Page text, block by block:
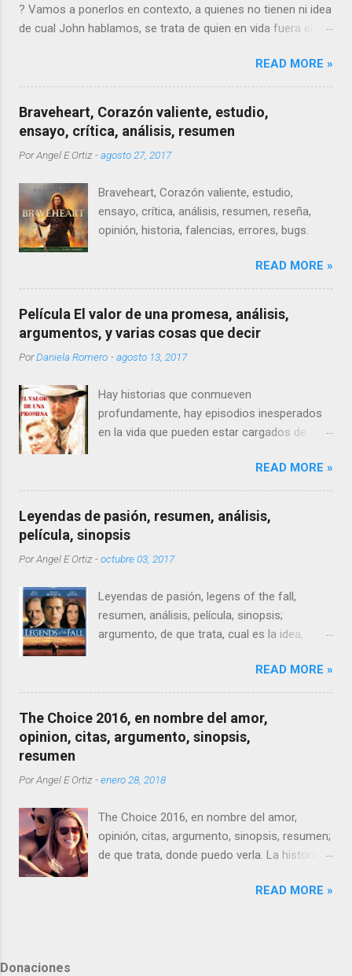
? Vamos a ponerlos en contexto, a quienes no tienen ni idea
de cual John hablamos, se trata de quien en vida fuera el
READ MORE »
Braveheart, Corazón valiente, estudio,
ensayo, crítica, análisis, resumen
PorAngel E Ortiz -agosto 27, 2017
Braveheart, Corazón valiente, estudio,
ensayo, crítica, análisis, resumen, reseña,
opinión, historia, falencias, errores, bugs.
READ MORE »
Película El valor de una promesa, análisis,
argumentos, y varias cosas que decir
PorDaniela Romero -agosto 13, 2017
Hay historias que conmueven
profundamente, hay episodios inesperados
en la vida que pueden estar cargados de
puede prevenirse lo suficiente de las penas,
un buen día solo nos vemos transitando por
una senda que termina por encerrarnos, pero
qué pasa cuando tienes 12 años o menos y
vas por ese camino sintiéndote solo y
olvidado. Bien, creo que a pesar de la
jóvenes para sufrir.
READ MORE »
Leyendas de pasión, resumen, análisis,
película, sinopsis
PorAngel E Ortiz -octubre 03, 2017
Leyendas de pasión, legens of the fall,
resumen, análisis, película, sinopsis;
argumento, de que trata, cual es la idea,
READ MORE »
The Choice 2016, en nombre del amor,
opinion, citas, argumento, sinopsis,
resumen
PorAngel E Ortiz -enero 28, 2018
The Choice 2016, en nombre del amor,
opinión, citas, argumento, sinopsis, resumen;
de que trata, donde puedo verla. La historia
de Nicholas Sparks, con el mismo nombre,
READ MORE »
Donaciones